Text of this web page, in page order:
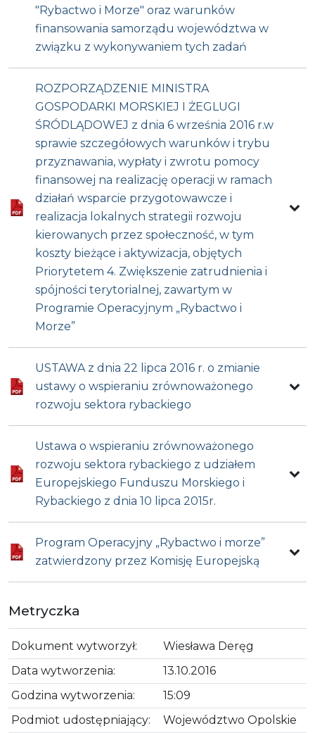
"Rybactwo i Morze" oraz warunków
finansowania samorządu województwa w
związku z wykonywaniem tych zadań
ROZPORZĄDZENIE MINISTRA
GOSPODARKI MORSKIEJ I ŻEGLUGI
ŚRÓDLĄDOWEJ z dnia 6 września 2016 r.w
sprawie szczegółowych warunków i trybu
przyznawania, wypłaty i zwrotu pomocy
finansowej na realizację operacji w ramach
działań wsparcie przygotowawcze i
realizacja lokalnych strategii rozwoju
kierowanych przez społeczność, w tym
koszty bieżące i aktywizacja, objętych
Priorytetem 4. Zwiększenie zatrudnienia i
spójności terytorialnej, zawartym w
Programie Operacyjnym „Rybactwo i
Morze”
USTAWA z dnia 22 lipca 2016 r. o zmianie
ustawy o wspieraniu zrównoważonego
rozwoju sektora rybackiego
Ustawa o wspieraniu zrównoważonego
rozwoju sektora rybackiego z udziałem
Europejskiego Funduszu Morskiego i
Rybackiego z dnia 10 lipca 2015r.
Program Operacyjny „Rybactwo i morze”
zatwierdzony przez Komisję Europejską
Metryczka
Dokument wytworzył:
Wiesława Deręg
Data wytworzenia:
13.10.2016
Godzina wytworzenia:
15:09
Podmiot udostępniający:
Województwo Opolskie